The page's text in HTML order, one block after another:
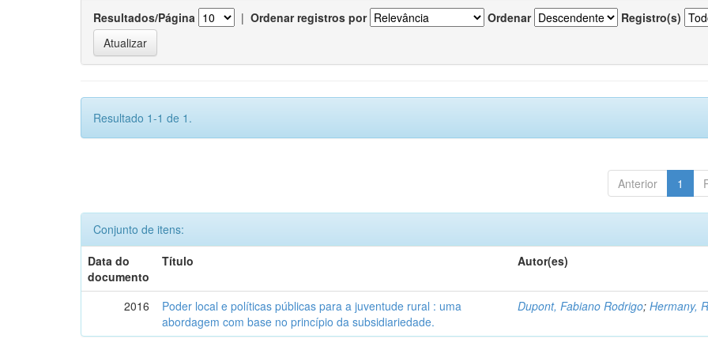
Resultados/Página | Ordenar registros por Ordenar Registro(s)
Resultado 1-1 de 1.
Anterior 1
Conjunto de itens:
Data do
documento
Título Autor(es)
2016
Poder local e políticas públicas para a juventude rural : uma
abordagem com base no princípio da subsidiariedade.
Dupont, Fabiano Rodrigo;Hermany,